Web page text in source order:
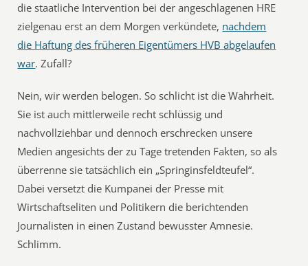
die staatliche Intervention bei der angeschlagenen HRE
zielgenau erst an dem Morgen verkündete, nachdem
die Haftung des früheren Eigentümers HVB abgelaufen
war. Zufall?
Nein, wir werden belogen. So schlicht ist die Wahrheit.
Sie ist auch mittlerweile recht schlüssig und
nachvollziehbar und dennoch erschrecken unsere
Medien angesichts der zu Tage tretenden Fakten, so als
überrenne sie tatsächlich ein „Springinsfeldteufel“.
Dabei versetzt die Kumpanei der Presse mit
Wirtschaftseliten und Politikern die berichtenden
Journalisten in einen Zustand bewusster Amnesie.
Schlimm.